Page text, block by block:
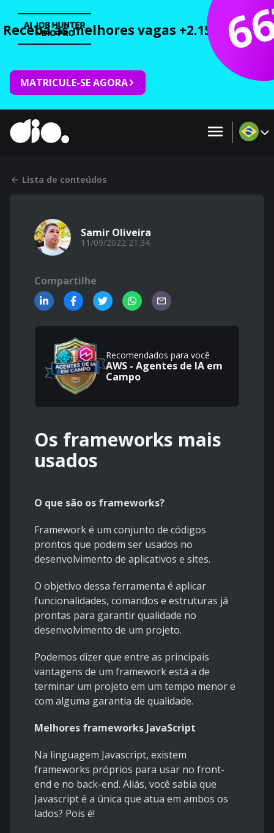
Receba as melhores vagas +2.150 cursos
MATRICULE-SE AGORA
Lista de conteúdos
Samir Oliveira
11/09/2022 21:34
Compartilhe
Recomendados para você
AWS - Agentes de IA em
Campo
Os frameworks mais
usados
O que são os frameworks?
Framework é um conjunto de códigos
prontos que podem ser usados no
desenvolvimento de aplicativos e sites.
O objetivo dessa ferramenta é aplicar
funcionalidades, comandos e estruturas já
prontas para garantir qualidade no
desenvolvimento de um projeto.
Podemos dizer que entre as principais
vantagens de um framework está a de
terminar um projeto em um tempo menor e
com alguma garantia de qualidade.
Melhores frameworks JavaScript
Na linguagem Javascript, existem
frameworks próprios para usar no front-
end e no back-end. Aliás, você sabia que
Javascript é a única que atua em ambos os
lados? Pois é!